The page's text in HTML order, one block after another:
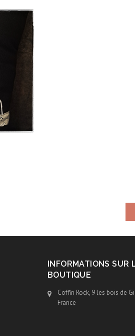
INFORMATIONS SUR
BOUTIQUE
Coffin Rock, 9 les bois de
France